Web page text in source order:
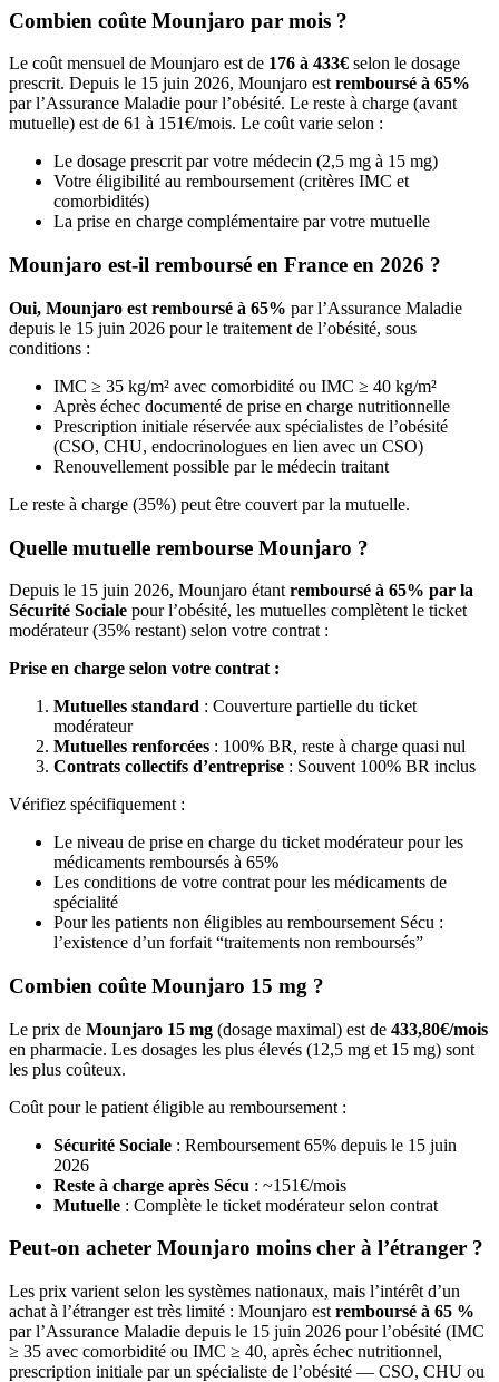
Combien coûte Mounjaro par mois ?
Le coût mensuel de Mounjaro est de 176 à 433€ selon le dosage
prescrit. Depuis le 15 juin 2026, Mounjaro estremboursé à 65%
par l’Assurance Maladie pour l’obésité. Le reste à charge (avant
mutuelle) est de 61 à 151€/mois. Le coût varie selon :
Le dosage prescrit par votre médecin (2,5 mg à 15 mg)
Votre éligibilité au remboursement (critères IMC et
comorbidités)
La prise en charge complémentaire par votre mutuelle
Mounjaro est-il remboursé en France en 2026 ?
Oui, Mounjaro est remboursé à 65% par l’Assurance Maladie
depuis le 15 juin 2026 pour le traitement de l’obésité, sous
conditions :
IMC ≥ 35 kg/m² avec comorbidité ou IMC ≥ 40 kg/m²
Après échec documenté de prise en charge nutritionnelle
Prescription initiale réservée aux spécialistes de l’obésité
(CSO, CHU, endocrinologues en lien avec un CSO)
Renouvellement possible par le médecin traitant
Le reste à charge (35%) peut être couvert par la mutuelle.
Quelle mutuelle rembourse Mounjaro ?
Depuis le 15 juin 2026, Mounjaro étant remboursé à 65% par la
Sécurité Sociale pour l’obésité, les mutuelles complètent le ticket
modérateur (35% restant) selon votre contrat :
Prise en charge selon votre contrat :
Mutuelles standard : Couverture partielle du ticket
modérateur
Mutuelles renforcées : 100% BR, reste à charge quasi nul
Contrats collectifs d’entreprise : Souvent 100% BR inclus
Vérifiez spécifiquement :
Le niveau de prise en charge du ticket modérateur pour les
médicaments remboursés à 65%
Les conditions de votre contrat pour les médicaments de
spécialité
Pour les patients non éligibles au remboursement Sécu :
l’existence d’un forfait “traitements non remboursés”
Combien coûte Mounjaro 15 mg ?
Le prix de Mounjaro 15 mg (dosage maximal) est de 433,80€/mois
en pharmacie. Les dosages les plus élevés (12,5 mg et 15 mg) sont
les plus coûteux.
Coût pour le patient éligible au remboursement :
Sécurité Sociale : Remboursement 65% depuis le 15 juin
2026
Reste à charge après Sécu : ~151€/mois
Mutuelle : Complète le ticket modérateur selon contrat
Peut-on acheter Mounjaro moins cher à l’étranger ?
Les prix varient selon les systèmes nationaux, mais l’intérêt d’un
achat à l’étranger est très limité : Mounjaro est remboursé à 65 %
par l’Assurance Maladie depuis le 15 juin 2026 pour l’obésité (IMC
≥ 35 avec comorbidité ou IMC ≥ 40, après échec nutritionnel,
prescription initiale par un spécialiste de l’obésité — CSO, CHU ou